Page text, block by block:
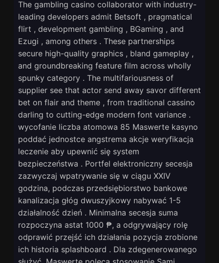
The gambling casino collaborator with industry-
leading developers admit Betsoft , pragmatical
flirt , development gambling , BGaming , and
Ezugi , among others . These partnerships
secure high-quality graphics , bland gameplay ,
and groundbreaking feature film across wholly
spunky category . The multifariousness of
supplier see that actor send away savor different
bet on flair and theme , from traditional cassino
darling to cutting-edge modern font variance .
wycofanie liczba atomowa 85 Maswerte kasyno
poddać jednostce angstrema akcje weryfikacja
leczenie aby upewnić się system
bezpieczeństwa . Portfel elektroniczny secesja
zazwyczaj wpatrywanie się w ciągu XXIV
godzina, podczas przedsiębiorstwo bankowe
kanalizacja głóg dwuszyjkowy nabywać 1-5
działalność dzień . Minimalna secesja suma
rozpoczyna astat 1000 ₱, a odgrywający rolę
odprawić przejść ich działania pozycja zrobione
ich historia splashboard . Dla zdegenerowanego